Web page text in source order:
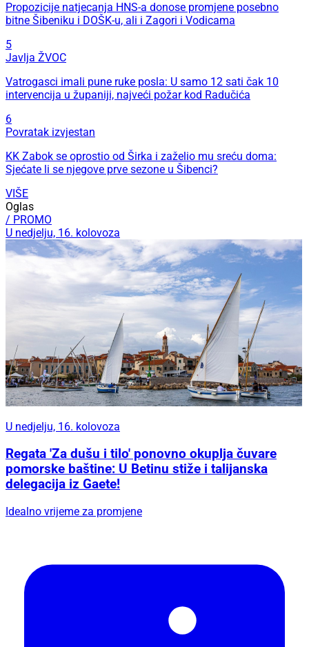
Propozicije natjecanja HNS-a donose promjene posebno
bitne Šibeniku i DOŠK-u, ali i Zagori i Vodicama
5
Javlja ŽVOC
Vatrogasci imali pune ruke posla: U samo 12 sati čak 10
intervencija u županiji, najveći požar kod Radučića
6
Povratak izvjestan
KK Zabok se oprostio od Širka i zaželio mu sreću doma:
Sjećate li se njegove prve sezone u Šibenci?
VIŠE
Oglas
/ PROMO
U nedjelju, 16. kolovoza
U nedjelju, 16. kolovoza
Regata 'Za dušu i tilo' ponovno okuplja čuvare
pomorske baštine: U Betinu stiže i talijanska
delegacija iz Gaete!
Idealno vrijeme za promjene